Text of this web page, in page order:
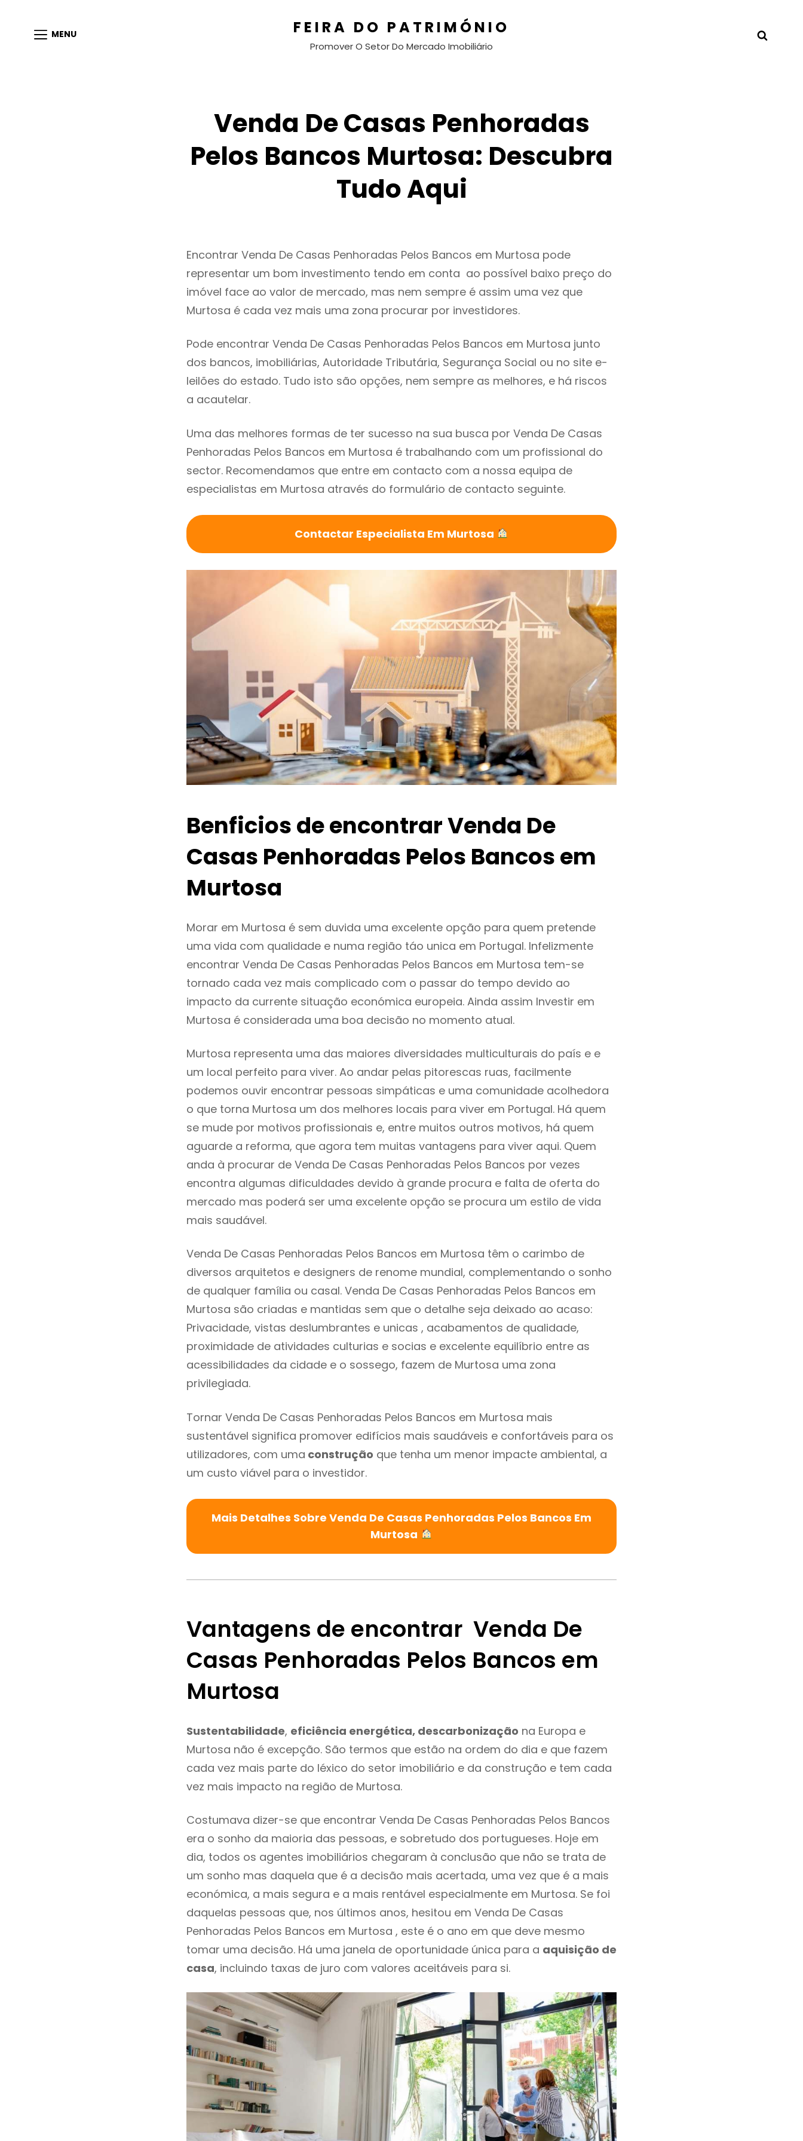
MENU FEIRA DO PATRIMÓNIO
Promover O Setor Do Mercado Imobiliário
Venda De Casas Penhoradas
Pelos Bancos Murtosa: Descubra
Tudo Aqui
Encontrar Venda De Casas Penhoradas Pelos Bancos em Murtosa pode
representar um bom investimento tendo em conta ao possível baixo preço do
imóvel face ao valor de mercado, mas nem sempre é assim uma vez que
Murtosa é cada vez mais uma zona procurar por investidores.
Pode encontrar Venda De Casas Penhoradas Pelos Bancos em Murtosa junto
dos bancos, imobiliárias, Autoridade Tributária, Segurança Social ou no site e-
leilões do estado. Tudo isto são opções, nem sempre as melhores, e há riscos
a acautelar.
Uma das melhores formas de ter sucesso na sua busca por Venda De Casas
Penhoradas Pelos Bancos em Murtosa é trabalhando com um profissional do
sector. Recomendamos que entre em contacto com a nossa equipa de
especialistas em Murtosa através do formulário de contacto seguinte.
Contactar Especialista Em Murtosa
Benficios de encontrar Venda De
Casas Penhoradas Pelos Bancos em
Murtosa
Morar em Murtosa é sem duvida uma excelente opção para quem pretende
uma vida com qualidade e numa região táo unica em Portugal. Infelizmente
encontrar Venda De Casas Penhoradas Pelos Bancos em Murtosa tem-se
tornado cada vez mais complicado com o passar do tempo devido ao
impacto da currente situação económica europeia. Ainda assim Investir em
Murtosa é considerada uma boa decisão no momento atual.
Murtosa representa uma das maiores diversidades multiculturais do país e e
um local perfeito para viver. Ao andar pelas pitorescas ruas, facilmente
podemos ouvir encontrar pessoas simpáticas e uma comunidade acolhedora
o que torna Murtosa um dos melhores locais para viver em Portugal. Há quem
se mude por motivos profissionais e, entre muitos outros motivos, há quem
aguarde a reforma, que agora tem muitas vantagens para viver aqui. Quem
anda à procurar de Venda De Casas Penhoradas Pelos Bancos por vezes
encontra algumas dificuldades devido à grande procura e falta de oferta do
mercado mas poderá ser uma excelente opção se procura um estilo de vida
mais saudável.
Venda De Casas Penhoradas Pelos Bancos em Murtosa têm o carimbo de
diversos arquitetos e designers de renome mundial, complementando o sonho
de qualquer família ou casal. Venda De Casas Penhoradas Pelos Bancos em
Murtosa são criadas e mantidas sem que o detalhe seja deixado ao acaso:
Privacidade, vistas deslumbrantes e unicas , acabamentos de qualidade,
proximidade de atividades culturias e socias e excelente equilíbrio entre as
acessibilidades da cidade e o sossego, fazem de Murtosa uma zona
privilegiada.
Tornar Venda De Casas Penhoradas Pelos Bancos em Murtosa mais
sustentável significa promover edifícios mais saudáveis e confortáveis para os
utilizadores, com uma construção que tenha um menor impacte ambiental, a
um custo viável para o investidor.
Mais Detalhes Sobre Venda De Casas Penhoradas Pelos Bancos Em
Murtosa
Vantagens de encontrar Venda De
Casas Penhoradas Pelos Bancos em
Murtosa
Sustentabilidade, eficiência energética, descarbonização na Europa e
Murtosa não é excepção. São termos que estão na ordem do dia e que fazem
cada vez mais parte do léxico do setor imobiliário e da construção e tem cada
vez mais impacto na região de Murtosa.
Costumava dizer-se que encontrar Venda De Casas Penhoradas Pelos Bancos
era o sonho da maioria das pessoas, e sobretudo dos portugueses. Hoje em
dia, todos os agentes imobiliários chegaram à conclusão que não se trata de
um sonho mas daquela que é a decisão mais acertada, uma vez que é a mais
económica, a mais segura e a mais rentável especialmente em Murtosa. Se foi
daquelas pessoas que, nos últimos anos, hesitou em Venda De Casas
Penhoradas Pelos Bancos em Murtosa , este é o ano em que deve mesmo
tomar uma decisão. Há uma janela de oportunidade única para a aquisição de
casa, incluindo taxas de juro com valores aceitáveis para si.